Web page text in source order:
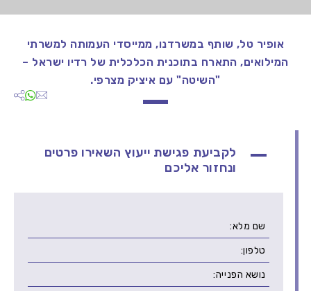
אופיר טל, שותף במשרדנו, ממייסדי העמותה למשרתי
המילואים, התארח בתוכנית הכלכלית של רדיו ישראל –
"השיטה" עם איציק מצרפי.
לקביעת פגישת ייעוץ השאירו פרטים
ונחזור אליכם